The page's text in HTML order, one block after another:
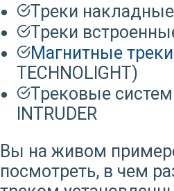
Треки накладные
Треки
Магнитные треки
TECHNOLIGHT)
Трековые
INTRUDER
Вы на живом
посмотреть, в чем